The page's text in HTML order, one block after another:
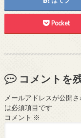
Pocket
コメントを
メールアドレスが公開
は必須項目です
コメント ※